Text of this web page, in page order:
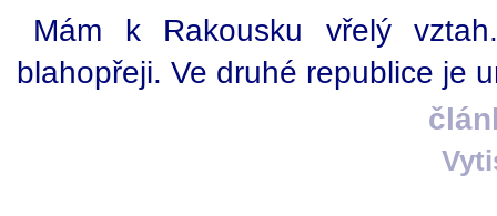
Mám k Rakousku vřelý
blahopřeji. Ve druhé republice je